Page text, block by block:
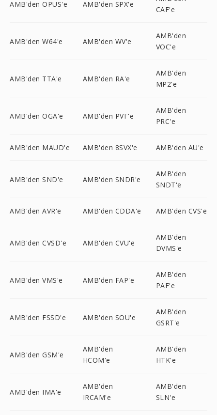
AMB'den OPUS'e AMB'den SPX'e
CAF'e
AMB'den W64'e AMB'den WV'e
AMB'den
VOC'e
AMB'den TTA'e AMB'den RA'e
AMB'den
MP2'e
AMB'den OGA'e AMB'den PVF'e
AMB'den
PRC'e
AMB'den MAUD'e AMB'den 8SVX'e AMB'den AU'e
AMB'den SND'e AMB'den SNDR'e
AMB'den
SNDT'e
AMB'den AVR'e AMB'den CDDA'e AMB'den CVS'e
AMB'den CVSD'e AMB'den CVU'e
AMB'den
DVMS'e
AMB'den VMS'e AMB'den FAP'e
AMB'den
PAF'e
AMB'den FSSD'e AMB'den SOU'e
AMB'den
GSRT'e
AMB'den GSM'e
AMB'den
HCOM'e
AMB'den
HTK'e
AMB'den IMA'e
AMB'den
IRCAM'e
AMB'den
SLN'e